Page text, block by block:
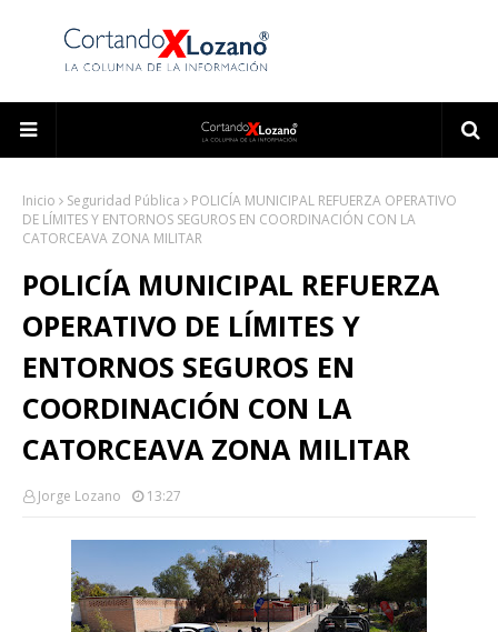
Inicio Seguridad Pública
POLICÍA MUNICIPAL REFUERZA OPERATIVO
DE LÍMITES Y ENTORNOS SEGUROS EN COORDINACIÓN CON LA
CATORCEAVA ZONA MILITAR
POLICÍA MUNICIPAL REFUERZA
OPERATIVO DE LÍMITES Y
ENTORNOS SEGUROS EN
COORDINACIÓN CON LA
CATORCEAVA ZONA MILITAR
Jorge Lozano 13:27